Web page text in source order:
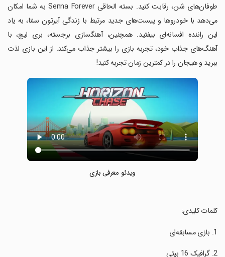
طوفان‌های شن، رقابت کنید. بسته الحاقی Senna Forever به شما امکان
می‌دهد با خودروها و پیست‌های جدید مرتبط با زندگی آیرتون سننا، به یاد
این راننده افسانه‌ای بیفتید. همچنین، آهنگسازی برجسته، بری لیچ، با
آهنگ‌های جذاب خود، تجربه بازی را بیشتر جذاب می‌کند. از این بازی لذت
ببرید و هیجان را در کمترین زمان تجربه کنید!
ویدئو معرفی بازی
‏کلمات کلیدی: